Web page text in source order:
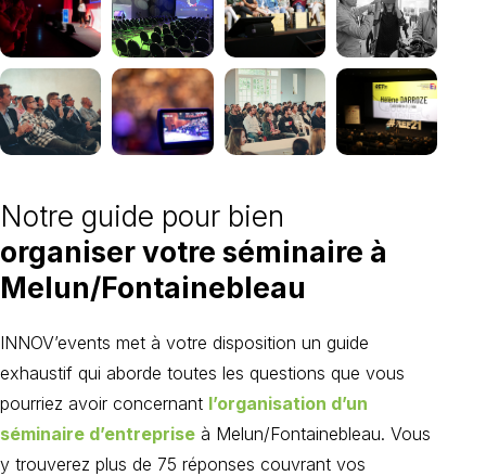
Notre guide pour bien
organiser votre séminaire à
Melun/Fontainebleau
INNOV’events met à votre disposition un guide
exhaustif qui aborde toutes les questions que vous
pourriez avoir concernant l’organisation d’un
séminaire d’entreprise à Melun/Fontainebleau. Vous
y trouverez plus de 75 réponses couvrant vos